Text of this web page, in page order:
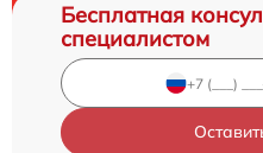
Бесплатная
специалистом